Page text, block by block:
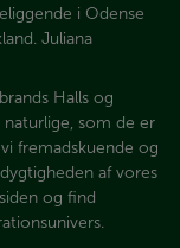
i Odense
Juliana
Halls og
som de er
fremadskuende og
af vores
og find